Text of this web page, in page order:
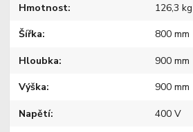
Hmotnost 126,3 kg
Šířka 800 mm
Hloubka 900 mm
Výška 900 mm
Napětí 400 V